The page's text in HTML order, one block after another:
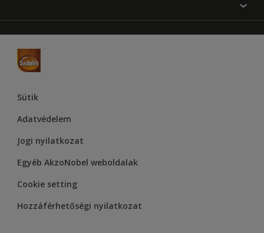
Hozzáférhetőség
Dulux
Supralux
Sütik
Adatvédelem
Jogi nyilatkozat
Egyéb AkzoNobel weboldalak
Cookie setting
Hozzáférhetőségi nyilatkozat